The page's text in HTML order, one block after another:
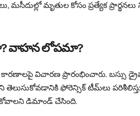
మృతుల కోసం ప్రత్యేక
వాహన లోపమా?
విచారణ ప్రారంభించారు. బస్సు డ్రైవర్
ఫోరెన్సిక్ టీమ్‌లు
డిమాండ్ చేసింది.